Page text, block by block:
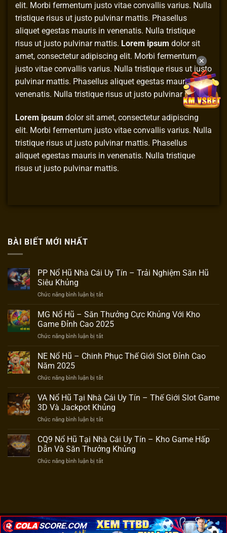
elit. Morbi fermentum justo vitae convallis varius. Nulla
tristique risus ut justo pulvinar mattis. Phasellus
aliquet egestas mauris in venenatis. Nulla tristique
risus ut justo pulvinar mattis. Lorem ipsum dolor sit
amet, consectetur adipiscing elit. Morbi fermentum
justo vitae convallis varius. Nulla tristique risus ut justo
pulvinar mattis. Phasellus aliquet egestas mauris in
venenatis. Nulla tristique risus ut justo pulvinar mattis.
Lorem ipsum dolor sit amet, consectetur adipiscing
elit. Morbi fermentum justo vitae convallis varius. Nulla
tristique risus ut justo pulvinar mattis. Phasellus
aliquet egestas mauris in venenatis. Nulla tristique
risus ut justo pulvinar mattis.
BÀI BIẾT MỚI NHẤT
PP Nổ Hũ Nhà Cái Uy Tín – Trải Nghiệm Săn Hũ
Siêu Khủng
Chức năng bình luận bị tắt
Nổ
Hũ
Nhà
Cái
Tín
Nghiệm
Hũ
Siêu
MG Nổ Hũ – Săn Thưởng Cực Khủng Với Kho
Game Đỉnh Cao 2025
Chức năng bình luận bị tắt
Nổ
Săn
Cực
Khủng
Kho
Đỉnh
Cao
NE Nổ Hũ – Chinh Phục Thế Giới Slot Đỉnh Cao
Năm 2025
Chức năng bình luận bị tắt
Nổ
Hũ
–
Chinh
Thế
Giới
Slot
Đỉnh
VA Nổ Hũ Tại Nhà Cái Uy Tín – Thế Giới Slot Game
3D Và Jackpot Khủng
Chức năng bình luận bị tắt
Nổ
Tại
Nhà
Giới
Slot
Game
CQ9 Nổ Hũ Tại Nhà Cái Uy Tín – Kho Game Hấp
Dẫn Và Săn Thưởng Khủng
Chức năng bình luận bị tắt
Cái
Uy
Tín
CHÍNH SÁCH BẢO MẬT ĐIỀU KHOẢN SỬ DỤNG
GIỚI THIỆU
✕